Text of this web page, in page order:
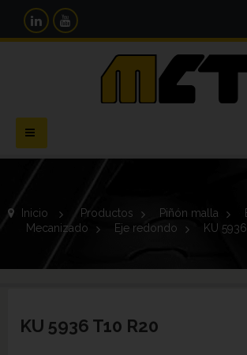
Navegación
Toggle
Inicio > Productos > Piñón malla >
Mecanizado > Eje redondo > KU
KU 5936 T10 R20